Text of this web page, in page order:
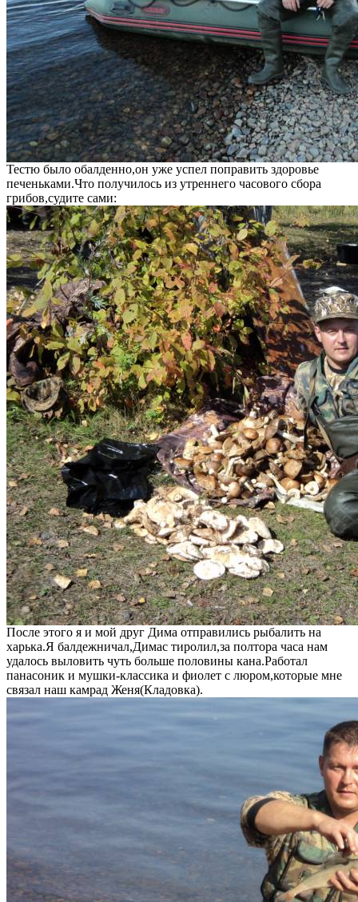
Тестю было обалденно,он уже успел поправить здоровье
печеньками.Что получилось из утреннего часового сбора
грибов,судите сами:
После этого я и мой друг Дима отправились рыбалить на
харька.Я балдежничал,Димас тиролил,за полтора часа нам
удалось выловить чуть больше половины кана.Работал
панасоник и мушки-классика и фиолет с люром,которые мне
связал наш камрад Женя(Кладовка).